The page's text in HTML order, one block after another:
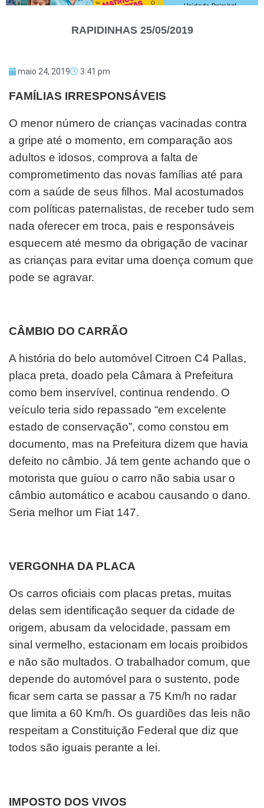
RAPIDINHAS 25/05/2019
maio 24, 2019 3:41 pm
FAMÍLIAS IRRESPONSÁVEIS
O menor número de crianças vacinadas contra
a gripe até o momento, em comparação aos
adultos e idosos, comprova a falta de
comprometimento das novas famílias até para
com a saúde de seus filhos. Mal acostumados
com políticas paternalistas, de receber tudo sem
nada oferecer em troca, pais e responsáveis
esquecem até mesmo da obrigação de vacinar
as crianças para evitar uma doença comum que
pode se agravar.
CÂMBIO DO CARRÃO
A história do belo automóvel Citroen C4 Pallas,
placa preta, doado pela Câmara à Prefeitura
como bem inservível, continua rendendo. O
veículo teria sido repassado “em excelente
estado de conservação”, como constou em
documento, mas na Prefeitura dizem que havia
defeito no câmbio. Já tem gente achando que o
motorista que guiou o carro não sabia usar o
câmbio automático e acabou causando o dano.
Seria melhor um Fiat 147.
VERGONHA DA PLACA
Os carros oficiais com placas pretas, muitas
delas sem identificação sequer da cidade de
origem, abusam da velocidade, passam em
sinal vermelho, estacionam em locais proibidos
e não são multados. O trabalhador comum, que
depende do automóvel para o sustento, pode
ficar sem carta se passar a 75 Km/h no radar
que limita a 60 Km/h. Os guardiões das leis não
respeitam a Constituição Federal que diz que
todos são iguais perante a lei.
IMPOSTO DOS VIVOS